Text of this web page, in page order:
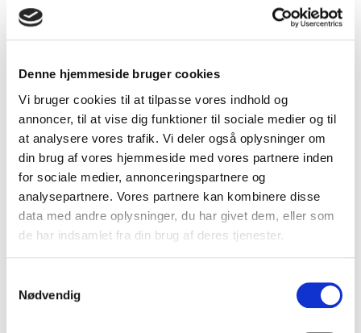
Denne hjemmeside bruger cookies
Vi bruger cookies til at tilpasse vores indhold og
annoncer, til at vise dig funktioner til sociale medier og til
at analysere vores trafik. Vi deler også oplysninger om
din brug af vores hjemmeside med vores partnere inden
for sociale medier, annonceringspartnere og
analysepartnere. Vores partnere kan kombinere disse
data med andre oplysninger, du har givet dem, eller som
de har indsamlet fra din brug af deres tjenester.
Nødvendig
Anne-Sif Schram, Midtjylland, suppleant
Videreuddannelsesudvalget
Katrine Høgenhaven, medlem
Mathilde Zimarev Grunnet, suppleant
Ervin Pojskic, medlem 1 år
Nye medlemmer af Internationalt Udvalg
Søren Bang, medlem
Sofia Kärnsund, medlem
Bogdana Patachi, medlem